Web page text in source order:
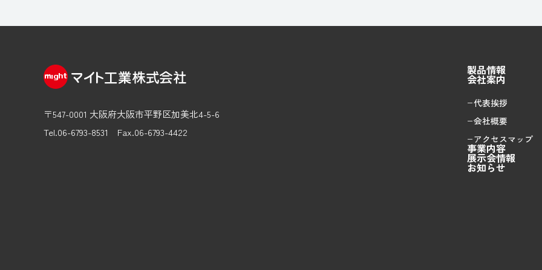
製品情報
会社案内
代表挨拶
会社概要
アクセスマップ
事業内容
展示会情報
お知らせ
〒547-0001 大阪府大阪市平野区加美北4-5-6
Tel.06-6793-8531
Fax.06-6793-4422